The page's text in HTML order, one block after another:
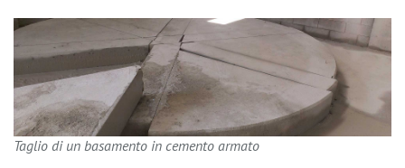
Taglio di un basamento in cemento armato